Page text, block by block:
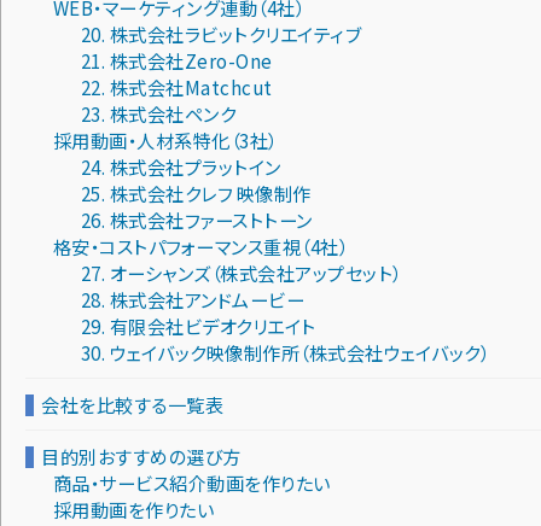
WEB・マーケティング連動（4社）
20. 株式会社ラビットクリエイティブ
21. 株式会社Zero-One
22. 株式会社Matchcut
23. 株式会社ペンク
採用動画・人材系特化（3社）
24. 株式会社プラットイン
25. 株式会社クレフ 映像制作
26. 株式会社ファーストトーン
格安・コストパフォーマンス重視（4社）
27. オーシャンズ（株式会社アップセット）
28. 株式会社アンドムービー
29. 有限会社ビデオクリエイト
30. ウェイバック映像制作所（株式会社ウェイバック）
会社を比較する一覧表
目的別おすすめの選び方
商品・サービス紹介動画を作りたい
採用動画を作りたい